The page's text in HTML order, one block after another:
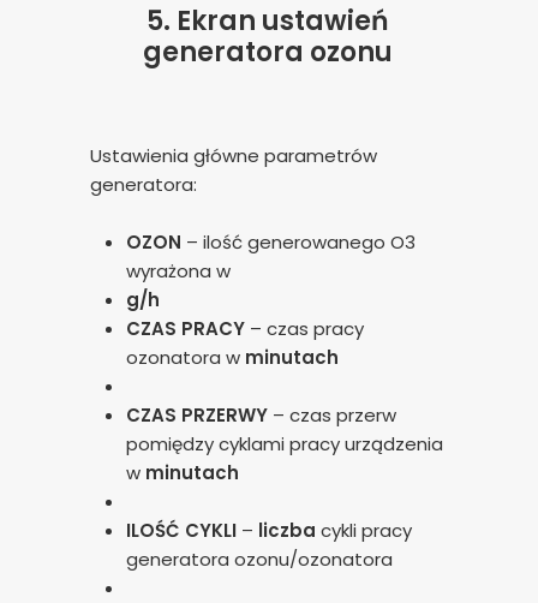
5. Ekran ustawień
generatora ozonu
Ustawienia główne parametrów
generatora:
OZON – ilość generowanego O3
wyrażona w
g/h
CZAS PRACY – czas pracy
ozonatora w minutach
CZAS PRZERWY – czas przerw
pomiędzy cyklami pracy urządzenia
w minutach
ILOŚĆ CYKLI – liczba cykli pracy
generatora ozonu/ozonatora